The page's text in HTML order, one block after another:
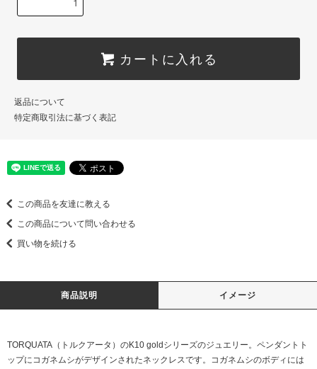
カートに入れる
返品について
特定商取引法に基づく表記
この商品を友達に教える
この商品について問い合わせる
買い物を続ける
商品説明 イメージ
TORQUATA（トルクアータ）のK10 goldシリーズのジュエリー。ペンダントト
ップにコガネムシがデザインされたネックレスです。コガネムシのボディには